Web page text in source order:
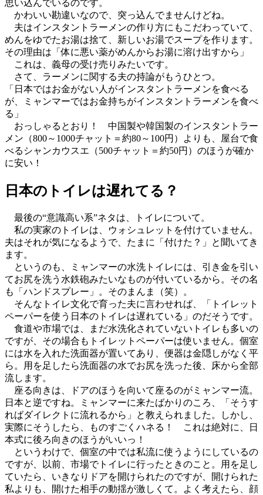
思い込んでいるのです。
かわいい勘違いなので、突っ込んでませんけどね。
夫はインスタントラーメンの作り方にもこだわっていて、
めんをゆでたお湯は捨て、新しいお湯でスープを作ります。
その理由は「体に悪い薬がめんからお湯に溶け出すから」
これは、義母の受け売りみたいです。
さて、ラーメンに関する夫の持論がもうひとつ。
「日本ではお金がない人がインスタントラーメンを食べる
が、ミャンマーではお金持ちがインスタントラーメンを食べ
る」
おっしゃるとおり！ 中国製や韓国製のインスタントラー
メン（800～1000チャット＝約80～100円）よりも、屋台で食
べるシャンカウスエ（500チャット＝約50円）のほうが確か
に安い！
日本のトイレは遅れてる？
最後の“意識高い系”ネタは、トイレについて。
私の実家のトイレは、ウォシュレットを付けていません。
夫はそれが気になるようで、たまに「付けた？」と聞いてき
ます。
というのも、ミャンマーの水洗トイレには、引き金を引い
てお尻を洗う水鉄砲みたいなものが付いているから。その名
も「ハンドスプレー」。そのまんま（笑）。
そんなトイレ文化で育った夫に言わせれば、「トイレット
ペーパーを使う日本のトイレは遅れている」のだそうです。
食道や市場では、まだ水洗化されていないトイレも多いの
ですが、その場合もトイレットペーパーは使いません。個室
には水を入れた洗面器が置いてあり、便器は金隠しがなく平
ら。用を足したら洗面器の水でお尻を洗った後、床から全部
流します。
座る向きは、ドアのほうを向いて座るのがミャンマー流。
日本と逆ですね。ミャンマーに来たばかりのころ、「そうす
ればダイレクトに流れるから」と教えられました。しかし、
実際にそうしたら、ものすごくハネる！ これは絶対に、日
本式に後ろ向きのほうがいいっ！
というわけで、個室の中では私流に使うようにしているの
ですが、以前、市場でトイレに行ったときのこと。用を足し
ていたら、いきなりドアを開けられたのですが、開けられた
私よりも、開けた相手の動揺が激しくて。よく考えたら、顔